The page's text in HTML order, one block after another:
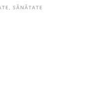
,SĂNĂTATE